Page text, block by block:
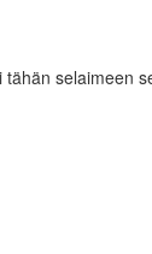
selaimeen